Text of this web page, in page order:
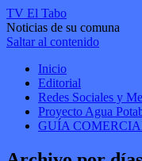
TV El Tabo
Noticias de su comuna
Saltar al contenido
Inicio
Editorial
Redes Sociales y
Proyecto Agua
GUÍA